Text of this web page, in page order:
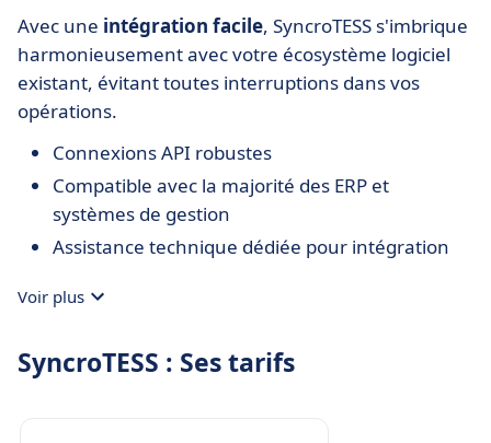
Avec une intégration facile, SyncroTESS s'imbrique
harmonieusement avec votre écosystème logiciel
existant, évitant toutes interruptions dans vos
opérations.
Connexions API robustes
Compatible avec la majorité des ERP et
systèmes de gestion
Assistance technique dédiée pour intégration
Voir plus
SyncroTESS : Ses tarifs